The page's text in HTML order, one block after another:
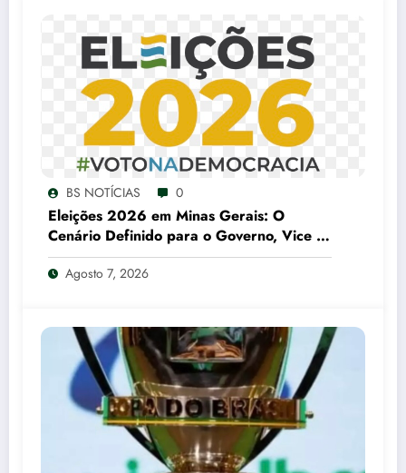
BS NOTÍCIAS 0
Eleições 2026 em Minas Gerais: O
Cenário Definido para o Governo, Vice e
Senado
Agosto 7, 2026